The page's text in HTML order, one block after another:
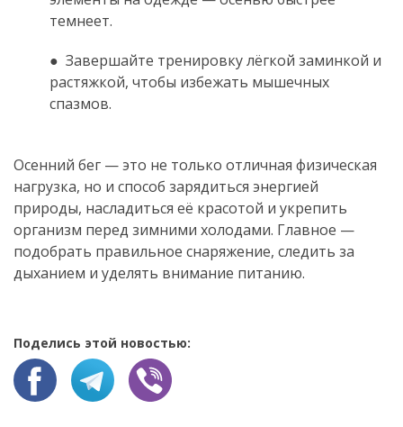
темнеет.
● Завершайте тренировку лёгкой заминкой и
растяжкой, чтобы избежать мышечных
спазмов.
Осенний бег — это не только отличная физическая
нагрузка, но и способ зарядиться энергией
природы, насладиться её красотой и укрепить
организм перед зимними холодами. Главное —
подобрать правильное снаряжение, следить за
дыханием и уделять внимание питанию.
Поделись этой новостью: